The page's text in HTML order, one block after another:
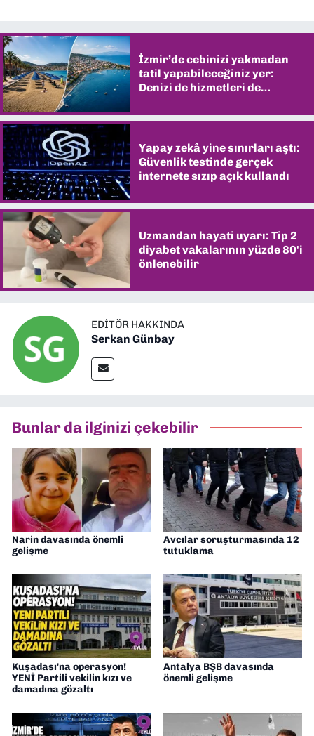
İzmir’de cebinizi yakmadan
tatil yapabileceğiniz yer:
Denizi de hizmetleri de
Yapay zekâ yine sınırları aştı:
Güvenlik testinde gerçek
internete sızıp açık kullandı
Uzmandan hayati uyarı: Tip 2
diyabet vakalarının yüzde 80'i
önlenebilir
EDITÖR HAKKINDA
Serkan Günbay
Bunlar da ilginizi çekebilir
Narin davasında önemli
gelişme
Avcılar soruşturmasında 12
tutuklama
Kuşadası'na operasyon!
YENİ Partili vekilin kızı ve
damadına gözaltı
Antalya BŞB davasında
önemli gelişme